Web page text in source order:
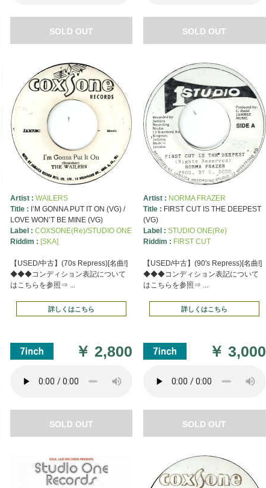
SOLD OUT SOLD OUT
Artist : WAILERS
Title : I’M GONNA PUT IT ON (VG) /
LOVE WON’T BE MINE (VG)
Label : COXSONE(Re)/STUDIO ONE
Riddim : [SKA]
【USED/中古】(70s Repress)[名曲!]
◆◆◆コンディション表記について
はこちらを参照⇒ ...
詳しくはこちら
￥2,800
SOLD OUT
Artist : NORMA FRAZER
Title : FIRST CUT IS THE DEEPEST
(VG)
Label : STUDIO ONE(Re)
Riddim : FIRST CUT
【USED/中古】(90's Repress)[名曲!]
◆◆◆コンディション表記について
はこちらを参照⇒ ...
詳しくはこちら
￥ 3,000
SOLD OUT